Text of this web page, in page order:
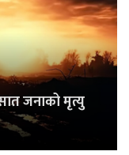
जनाको मृत्यु